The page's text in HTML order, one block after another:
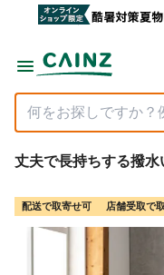
丈夫で長持ちする撥
配送で取寄せ可 店舗受取で